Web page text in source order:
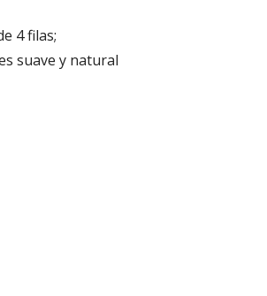
4 filas;
suave y natural